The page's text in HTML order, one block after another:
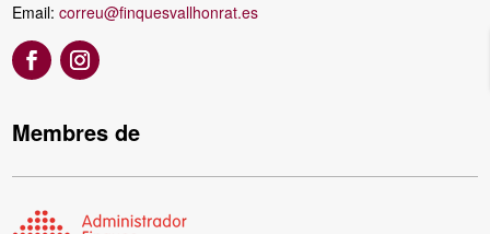
Email:correu@finquesvallhonrat.es
Membres de